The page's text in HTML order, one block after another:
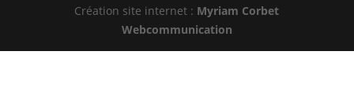
Création site internet : Myriam Corbet
Webcommunication